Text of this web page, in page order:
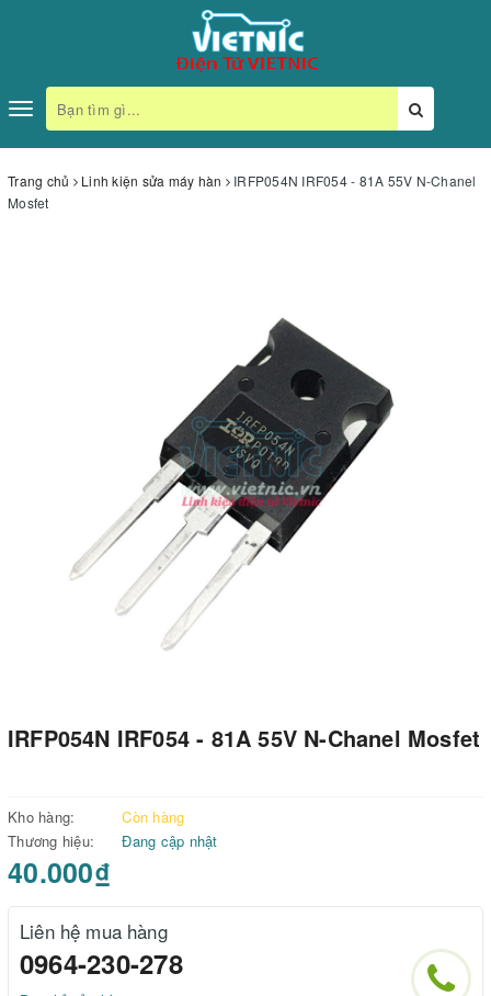
Toggle
navigation
Trang chủ Linh kiện sửa máy hàn
IRFP054N IRF054 - 81A 55V N-Chanel
Mosfet
IRFP054N IRF054 - 81A 55V N-Chanel Mosfet
Kho hàng:
Còn hàng
Thương hiệu:
Đang cập nhật
40.000₫
Liên hệ mua hàng
0964-230-278